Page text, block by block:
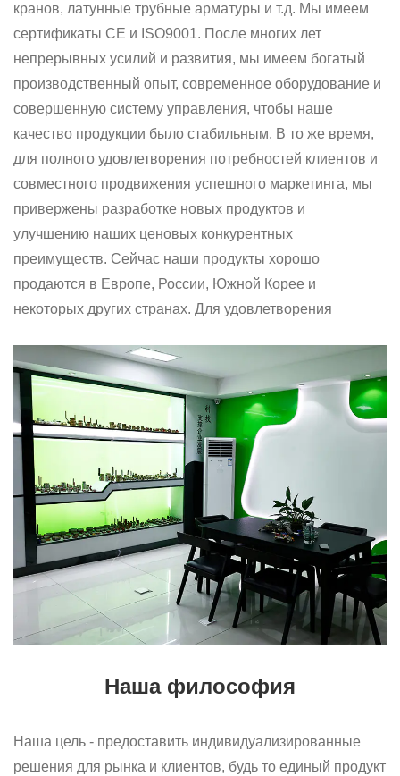
кранов, латунные трубные арматуры и т.д. Мы имеем
сертификаты СЕ и ISO9001. После многих лет
непрерывных усилий и развития, мы имеем богатый
производственный опыт, современное оборудование и
совершенную систему управления, чтобы наше
качество продукции было стабильным. В то же время,
для полного удовлетворения потребностей клиентов и
совместного продвижения успешного маркетинга, мы
привержены разработке новых продуктов и
улучшению наших ценовых конкурентных
преимуществ. Сейчас наши продукты хорошо
продаются в Европе, России, Южной Корее и
некоторых других странах. Для удовлетворения
продолжаем внедрять таланты для обновления и
совершенствования бизнес-операций. Мы тепло
приветствуем клиентов в стране и за рубежом, чтобы
посетить нас и создать лучшее будущее вместе.
Большое спасибо за вашу поддержку.
Наша философия
Наша цель - предоставить индивидуализированные
решения для рынка и клиентов, будь то единый продукт